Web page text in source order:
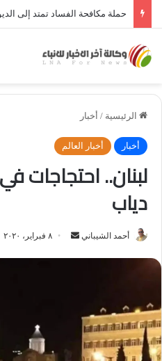
الرئيسية / أخبار
أخبار أخبار العالم
لبنان.. احتجاجات
دياب
أحمد الشيباني ٨ فبراير، ٢٠٢٠